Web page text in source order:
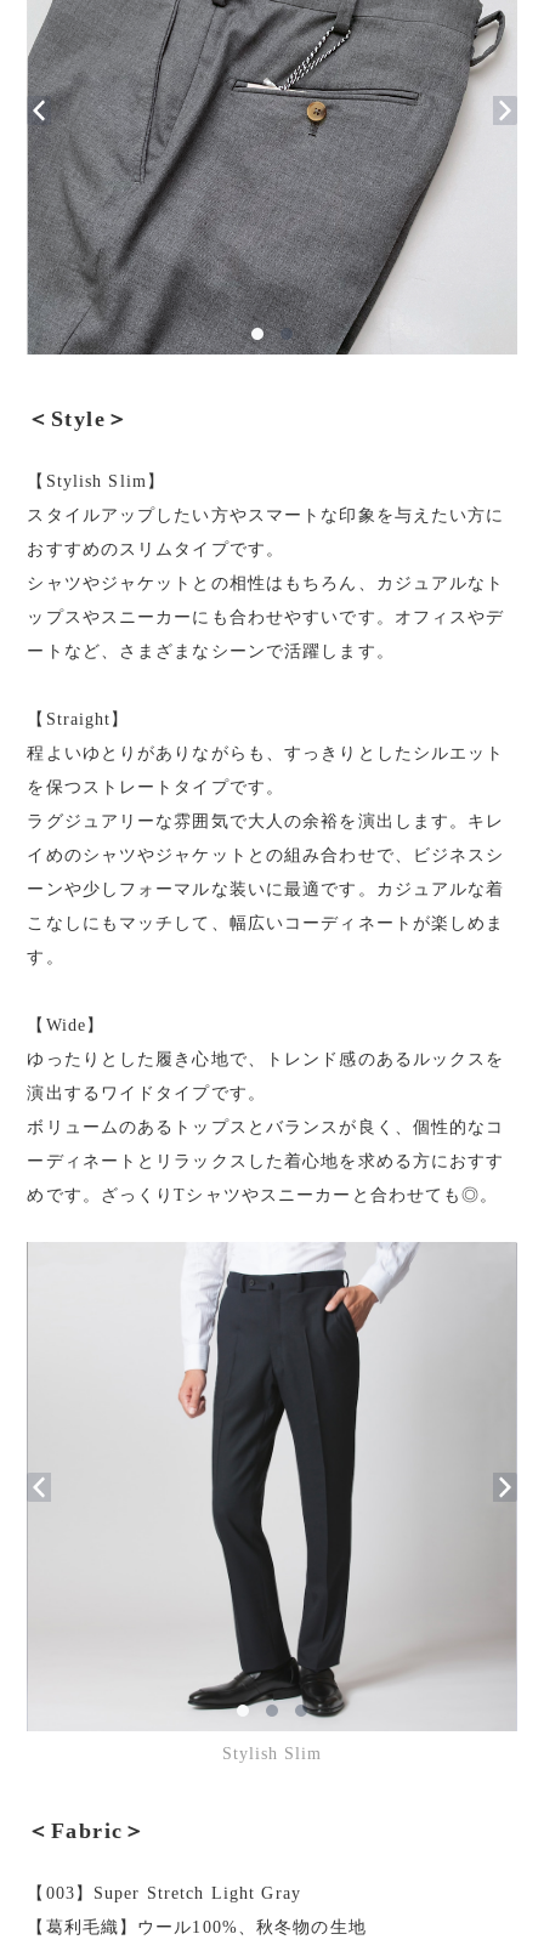
＜Style＞
【Stylish Slim】
スタイルアップしたい方やスマートな印象を与えたい方に
おすすめのスリムタイプです。
シャツやジャケットとの相性はもちろん、カジュアルなト
ップスやスニーカーにも合わせやすいです。オフィスやデ
ートなど、さまざまなシーンで活躍します。
【Straight】
程よいゆとりがありながらも、すっきりとしたシルエット
を保つストレートタイプです。
ラグジュアリーな雰囲気で大人の余裕を演出します。キレ
イめのシャツやジャケットとの組み合わせで、ビジネスシ
ーンや少しフォーマルな装いに最適です。カジュアルな着
こなしにもマッチして、幅広いコーディネートが楽しめま
す。
【Wide】
ゆったりとした履き心地で、トレンド感のあるルックスを
演出するワイドタイプです。
ボリュームのあるトップスとバランスが良く、個性的なコ
ーディネートとリラックスした着心地を求める方におすす
めです。ざっくりTシャツやスニーカーと合わせても◎。
Stylish Slim
＜Fabric＞
【003】Super Stretch Light Gray
【葛利毛織】ウール100%、秋冬物の生地